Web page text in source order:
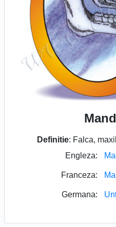
Definitie: Falca,
Engleza:
Franceza:
Germana: